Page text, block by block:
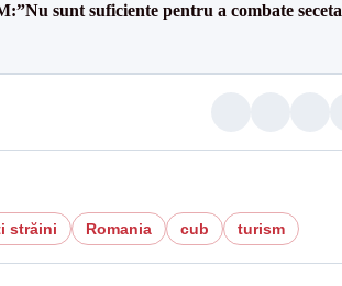
sunt suficiente pentru a combate seceta
străini Romania cub turism